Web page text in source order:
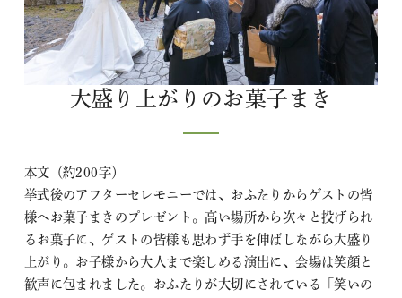
大盛り上がりのお菓子まき
本文（約200字）
挙式後のアフターセレモニーでは、おふたりからゲストの皆
様へお菓子まきのプレゼント。高い場所から次々と投げられ
るお菓子に、ゲストの皆様も思わず手を伸ばしながら大盛り
上がり。お子様から大人まで楽しめる演出に、会場は笑顔と
歓声に包まれました。おふたりが大切にされている「笑いの